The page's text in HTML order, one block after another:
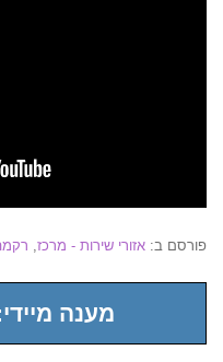
פורסם ב: אזורי שירות - מרכז
מענה מיידי: 072-3922-